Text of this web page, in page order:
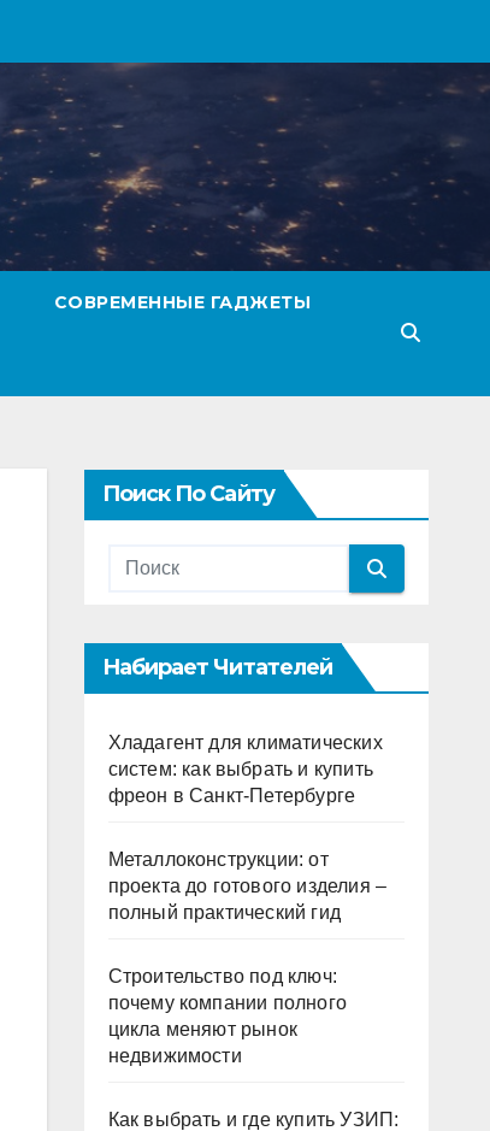
СОВРЕМЕННЫЕ ГАДЖЕТЫ
Поиск По Сайту
Набирает Читателей
Хладагент для климатических
систем: как выбрать и купить
фреон в Санкт-Петербурге
Металлоконструкции: от
проекта до готового изделия –
полный практический гид
Строительство под ключ:
почему компании полного
цикла меняют рынок
недвижимости
Как выбрать и где купить УЗИП: